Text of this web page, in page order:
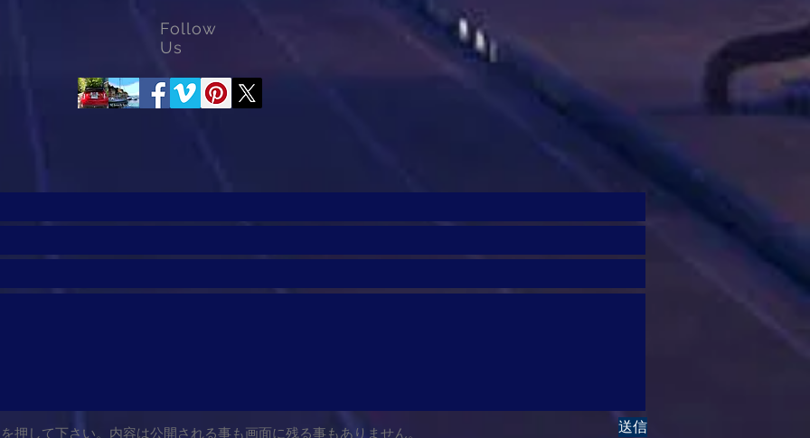
Follow
Us
押して下さい。内容は公開される事も画面に残る事もありません。 送信